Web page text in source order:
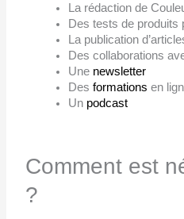
La rédaction de
Des tests de produits
La publication
Des collaborations
Une newsletter
Desformations en
Un podcast
Comment est
?